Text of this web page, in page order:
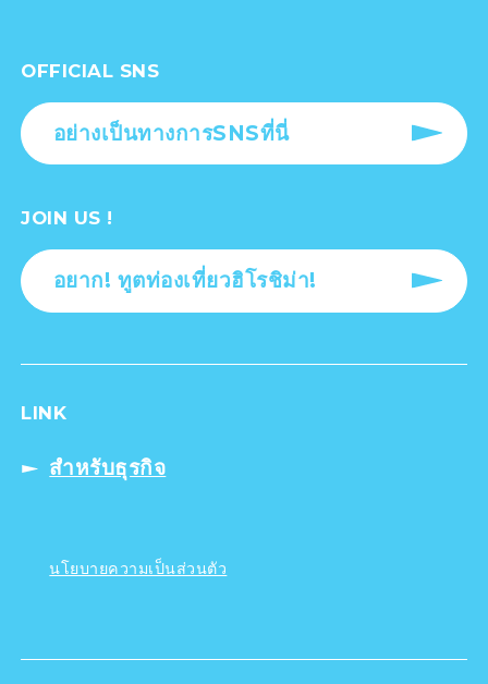
OFFICIAL SNS
อย่างเป็นทางการSNSที่นี่
JOIN US !
อยาก! ทูตท่องเที่ยวฮิโรชิม่า!
LINK
สำหรับธุรกิจ
นโยบายความเป็นส่วนตัว